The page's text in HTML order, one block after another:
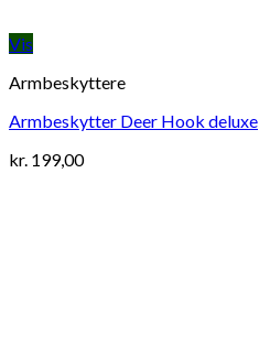
Vis
Armbeskyttere
Armbeskytter Deer Hook deluxe
kr. 199,00